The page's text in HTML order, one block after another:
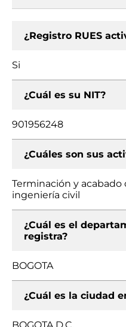
¿Registro RUES
Si
¿Cuál es su NIT?
901956248
¿Cuáles son sus
Terminación y acabado
ingeniería civil
¿Cuál es el
registra?
BOGOTA
¿Cuál es la ciudad